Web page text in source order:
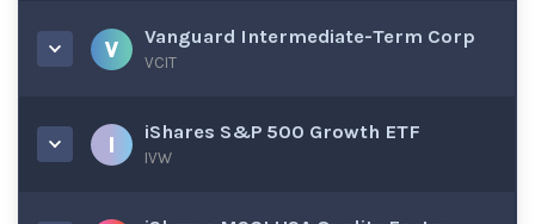
Vanguard Intermediate-Term Corp
VCIT
iShares S&P 500 Growth ETF
IVW